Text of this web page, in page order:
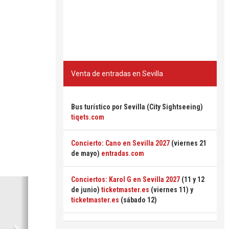
Venta de entradas en Sevilla
Bus turístico por Sevilla (City Sightseeing)
tiqets.com
Concierto: Cano en Sevilla 2027 (viernes 21
de mayo) entradas.com
Conciertos: Karol G en Sevilla 2027 (11 y 12
de junio) ticketmaster.es (viernes 11) y
ticketmaster.es (sábado 12)